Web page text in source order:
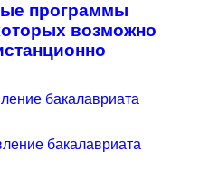
программы
возможно
бакалавриата
бакалавриата